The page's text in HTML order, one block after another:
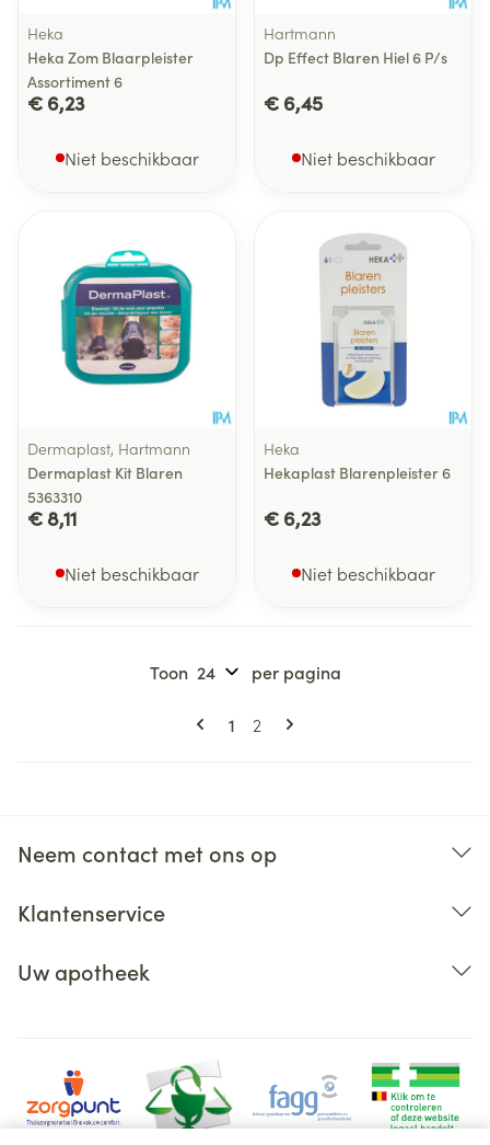
Heka
Heka Zom Blaarpleister
Assortiment 6
€ 6,23
Niet beschikbaar
Hartmann
Dp Effect Blaren Hiel 6 P/s
€ 6,45
Niet beschikbaar
Dermaplast, Hartmann
Dermaplast Kit Blaren
5363310
€ 8,11
Niet beschikbaar
Heka
Hekaplast Blarenpleister 6
€ 6,23
Niet beschikbaar
Pagina's
U lees momenteel pagina
1 Pagina
2
Toon per pagina
Neem contact met ons op
Klantenservice
Uw apotheek